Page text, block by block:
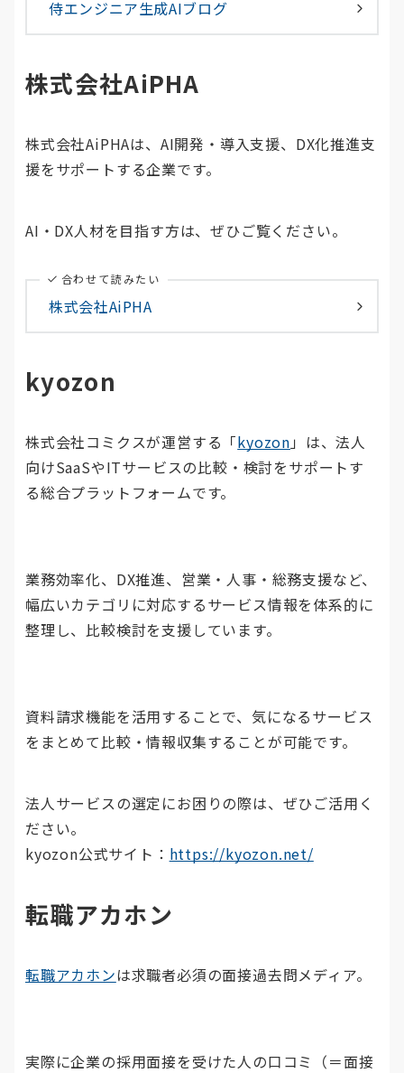
侍エンジニア生成AIブログ
株式会社AiPHA
株式会社AiPHAは、AI開発・導入支援、DX化推進支
援をサポートする企業です。
AI・DX人材を目指す方は、ぜひご覧ください。
合わせて読みたい
株式会社AiPHA
kyozon
株式会社コミクスが運営する「kyozon 」は、法人
向けSaaSやITサービスの比較・検討をサポートす
る総合プラットフォームです。
業務効率化、DX推進、営業・人事・総務支援など、
幅広いカテゴリに対応するサービス情報を体系的に
整理し、比較検討を支援しています。
資料請求機能を活用することで、気になるサービス
をまとめて比較・情報収集することが可能です。
法人サービスの選定にお困りの際は、ぜひご活用く
ださい。
kyozon公式サイト： https://kyozon.net/
転職アカホン
転職アカホンは求職者必須の面接過去問メディア。
実際に企業の採用面接を受けた人の口コミ（＝面接